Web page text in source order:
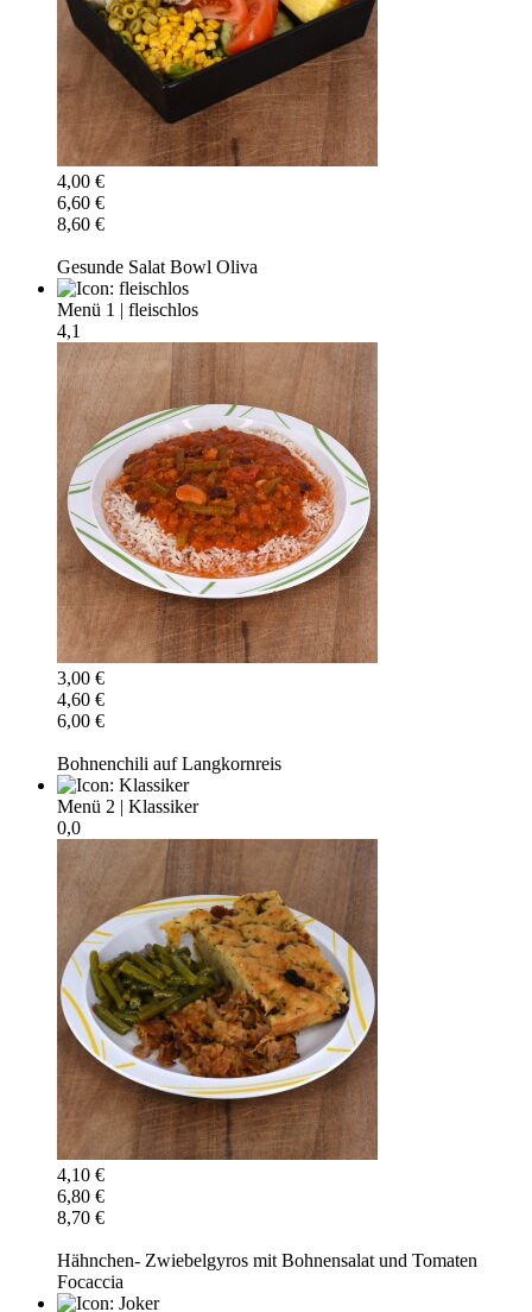
4,00 €
6,60 €
8,60 €
Gesunde Salat Bowl Oliva
Menü 1 | fleischlos
4,1
3,00 €
4,60 €
6,00 €
Bohnenchili auf Langkornreis
Menü 2 | Klassiker
0,0
4,10 €
6,80 €
8,70 €
Hähnchen- Zwiebelgyros mit Bohnensalat und Tomaten
Focaccia